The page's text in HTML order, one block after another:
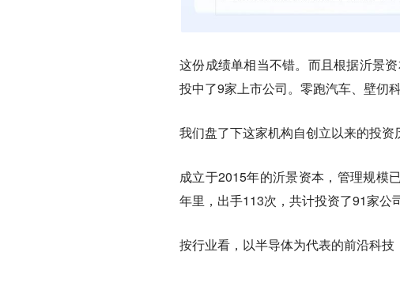
这份成绩单相当不错。而且根据沂景
投中了9家上市公司。零跑汽车、壁仞
我们盘了下这家机构自创立以来的投资
成立于2015年的沂景资本，管理规模
年里，出手113次，共计投资了91家公司
按行业看，以半导体为代表的前沿科技